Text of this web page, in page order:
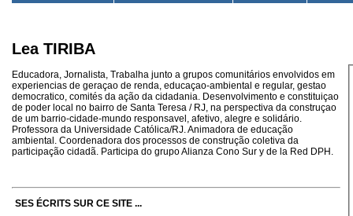
Lea TIRIBA
Educadora, Jornalista, Trabalha junto a grupos comunitários envolvidos em
experiencias de geraçao de renda, educaçao-ambiental e regular, gestao
democratico, comités da ação da cidadania. Desenvolvimento e constituiçao
de poder local no bairro de Santa Teresa / RJ, na perspectiva da construçao
de um barrio-cidade-mundo responsavel, afetivo, alegre e solidário.
Professora da Universidade Católica/RJ. Animadora de educação
ambiental. Coordenadora dos processos de construção coletiva da
participação cidadã. Participa do grupo Alianza Cono Sur y de la Red DPH.
SES ÉCRITS SUR CE SITE ...